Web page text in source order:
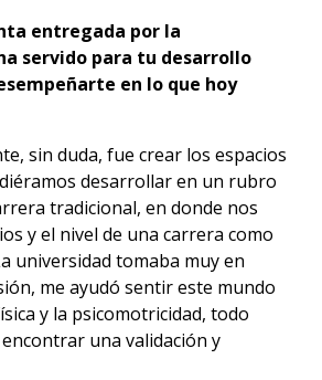
entregada por la
servido para tu desarrollo
en lo que hoy
sin duda, fue crear los espacios
desarrollar en un rubro
tradicional, en donde nos
y el nivel de una carrera como
universidad tomaba muy en
me ayudó sentir este mundo
y la psicomotricidad, todo
una validación y